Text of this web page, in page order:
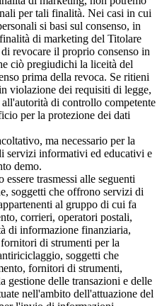
per tali finalità. Nei casi in cui
si basi sul consenso, in
di marketing del Titolare
revocare il proprio consenso in
ciò pregiudichi la liceità del
prima della revoca. Se ritieni
violazione dei requisiti di legge,
di controllo competente
per la protezione dei dati
ma necessario per la
servizi informativi ed educativi e
demo.
trasmessi alle seguenti
soggetti che offrono servizi di
al gruppo di cui fa
corrieri, operatori postali,
di informazione finanziaria,
di strumenti per la
soggetti che
fornitori di strumenti,
gestione delle transazioni e delle
nell'ambito dell'attuazione del